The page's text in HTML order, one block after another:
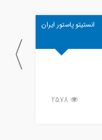
انستیتو پاستور ایران
2578